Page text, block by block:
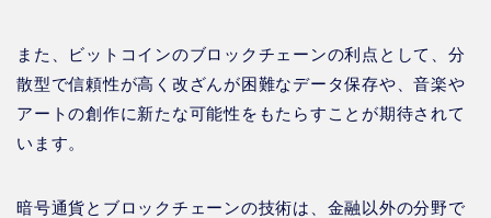
また、ビットコインのブロックチェーンの利点として、分
散型で信頼性が高く改ざんが困難なデータ保存や、音楽や
アートの創作に新たな可能性をもたらすことが期待されて
います。
暗号通貨とブロックチェーンの技術は、金融以外の分野で